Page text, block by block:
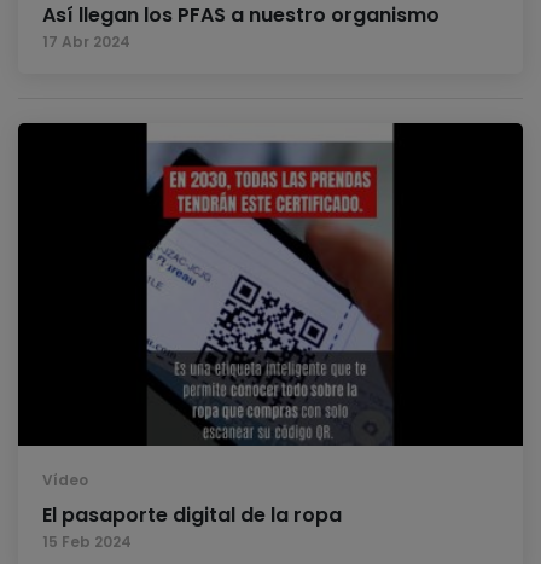
Así llegan los PFAS a nuestro organismo
17 Abr 2024
Vídeo
El pasaporte digital de la ropa
15 Feb 2024